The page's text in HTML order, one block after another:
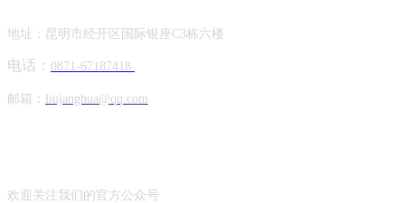
地址：昆明市经开区国际银座C3栋六楼
电话： 0871-67187418
邮箱： liujanghua@qq.com
欢迎关注我们的官方公众号